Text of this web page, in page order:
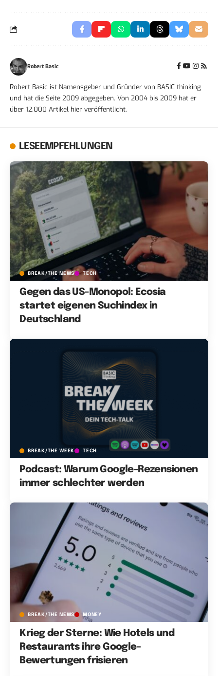
Robert Basic
Robert Basic ist Namensgeber und Gründer von BASIC thinking
und hat die Seite 2009 abgegeben. Von 2004 bis 2009 hat er
über 12.000 Artikel hier veröffentlicht.
LESEEMPFEHLUNGEN
BREAK/THE NEWS TECH
Gegen das US-Monopol: Ecosia
startet eigenen Suchindex in
Deutschland
BREAK/THE WEEK TECH
Podcast: Warum Google-Rezensionen
immer schlechter werden
BREAK/THE NEWS MONEY
Krieg der Sterne: Wie Hotels und
Restaurants ihre Google-
Bewertungen frisieren